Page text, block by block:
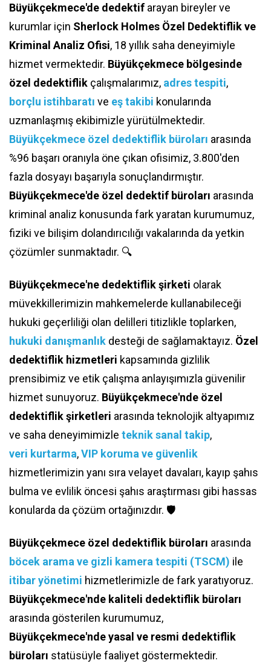
Büyükçekmece'de dedektif arayan bireyler ve
kurumlar için Sherlock Holmes Özel Dedektiflik ve
Kriminal Analiz Ofisi, 18 yıllık saha deneyimiyle
hizmet vermektedir. Büyükçekmece bölgesinde
özel dedektiflik çalışmalarımız, adres tespiti,
borçlu istihbaratı ve eş takibi konularında
uzmanlaşmış ekibimizle yürütülmektedir.
Büyükçekmece özel dedektiflik büroları arasında
%96 başarı oranıyla öne çıkan ofisimiz, 3.800'den
fazla dosyayı başarıyla sonuçlandırmıştır.
Büyükçekmece'de özel dedektif büroları arasında
kriminal analiz konusunda fark yaratan kurumumuz,
fiziki ve bilişim dolandırıcılığı vakalarında da yetkin
çözümler sunmaktadır. 🔍
Büyükçekmece'ne dedektiflik şirketi olarak
müvekkillerimizin mahkemelerde kullanabileceği
hukuki geçerliliği olan delilleri titizlikle toplarken,
hukuki danışmanlık desteği de sağlamaktayız. Özel
dedektiflik hizmetleri kapsamında gizlilik
prensibimiz ve etik çalışma anlayışımızla güvenilir
hizmet sunuyoruz. Büyükçekmece'nde özel
dedektiflik şirketleri arasında teknolojik altyapımız
ve saha deneyimimizle teknik sanal takip,
veri kurtarma,VIP koruma ve güvenlik
hizmetlerimizin yanı sıra velayet davaları, kayıp şahıs
bulma ve evlilik öncesi şahıs araştırması gibi hassas
konularda da çözüm ortağınızdır. 🛡️
Büyükçekmece özel dedektiflik büroları arasında
böcek arama ve gizli kamera tespiti (TSCM) ile
itibar yönetimi hizmetlerimizle de fark yaratıyoruz.
Büyükçekmece'nde kaliteli dedektiflik büroları
arasında gösterilen kurumumuz,
Büyükçekmece'nde yasal ve resmi dedektiflik
büroları statüsüyle faaliyet göstermektedir.